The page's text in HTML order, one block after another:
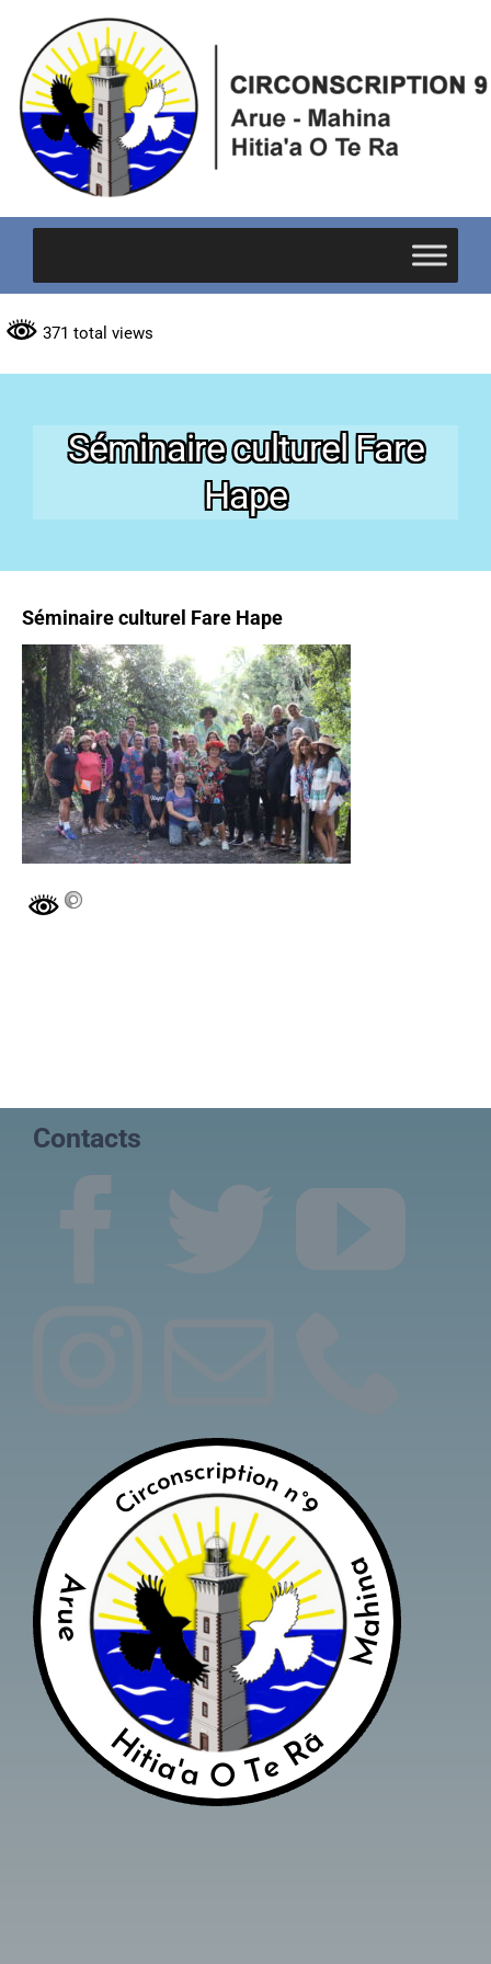
contenu
371 total views
Séminaire culturel Fare
Hape
Séminaire culturel Fare Hape
Contacts